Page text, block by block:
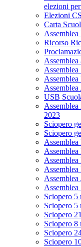
elezioni
Elezioni
Carta
Ricorso
USB
2023
Sciopero
Sciopero
Sciopero 5
Sciopero 5
Sciopero
Sciopero 8
Sciopero
Sciopero